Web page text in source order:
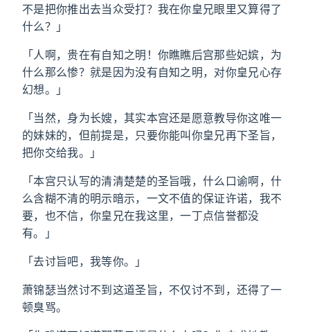
不是把你推出去当众受打？我在你皇兄眼里又算得了
什么？」
「人啊，贵在有自知之明！你瞧瞧后宫那些妃嫔，为
什么那么惨？就是因为没有自知之明，对你皇兄心存
幻想。」
「当然，身为长嫂，其实本宫还是愿意教导你这唯一
的妹妹的，但前提是，只要你能叫你皇兄再下圣旨，
把你交给我。」
「本宫只认写的清清楚楚的圣旨哦，什么口谕啊，什
么含糊不清的明示暗示，一文不值的保证许诺，我不
要，也不信，你皇兄在我这里，一丁点信誉都没
有。」
「去讨旨吧，我等你。」
萧锦瑟当然讨不到这道圣旨，不仅讨不到，还得了一
顿臭骂。